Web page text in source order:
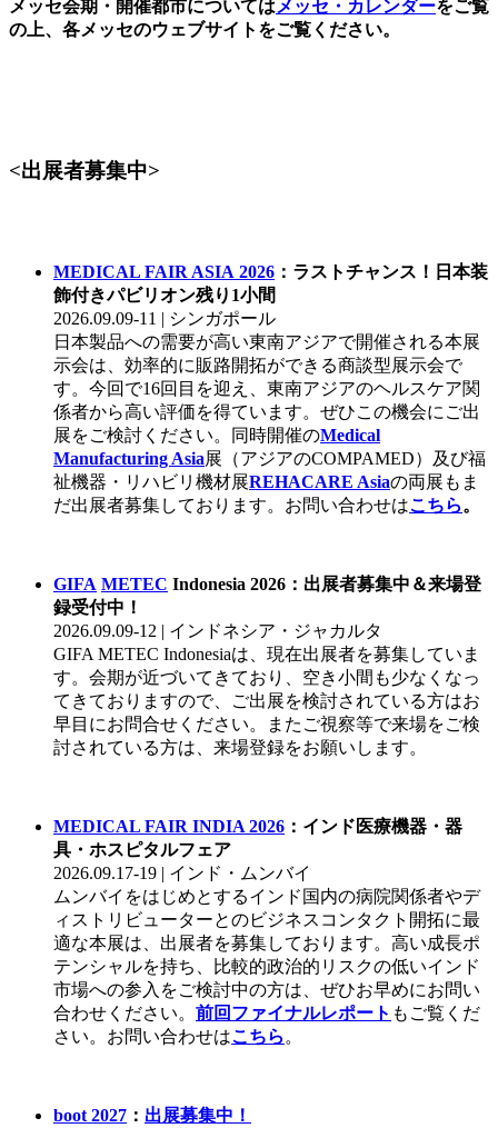
メッセ会期・開催都市については メッセ・カレンダーをご覧
の上、各メッセのウェブサイトをご覧ください。
<出展者募集中>
MEDICAL FAIR ASIA 2026 ：ラストチャンス！日本装
飾付きパビリオン残り1小間
2026.09.09-11 | シンガポール
日本製品への需要が高い東南アジアで開催される本展
示会は、効率的に販路開拓ができる商談型展示会で
す。今回で16回目を迎え、東南アジアのヘルスケア関
係者から高い評価を得ています。ぜひこの機会にご出
展をご検討ください。同時開催のMedical
Manufacturing Asia展（アジアのCOMPAMED）及び福
祉機器・リハビリ機材展REHACARE Asiaの両展もま
だ出展者募集しております。お問い合わせはこちら。
GIFA METEC Indonesia 2026：出展者募集中＆来場登
録受付中！
2026.09.09-12 | インドネシア・ジャカルタ
GIFA METEC Indonesiaは、現在出展者を募集していま
す。会期が近づいてきており、空き小間も少なくなっ
てきておりますので、ご出展を検討されている方はお
早目にお問合せください。またご視察等で来場をご検
討されている方は、来場登録をお願いします。
MEDICAL FAIR INDIA 2026 ：インド医療機器・器
具・ホスピタルフェア
2026.09.17-19 | インド・ムンバイ
ムンバイをはじめとするインド国内の病院関係者やデ
ィストリビューターとのビジネスコンタクト開拓に最
適な本展は、出展者を募集しております。高い成長ポ
テンシャルを持ち、比較的政治的リスクの低いインド
市場への参入をご検討中の方は、ぜひお早めにお問い
合わせください。 前回ファイナルレポート もご覧くだ
さい。お問い合わせはこちら 。
boot 2027 ： 出展募集中！